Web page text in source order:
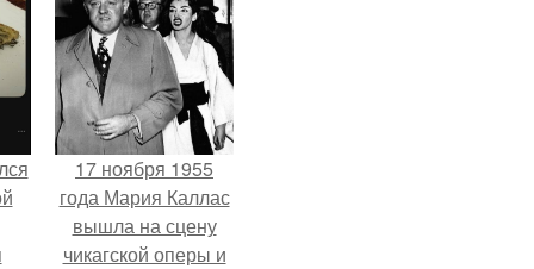
17 ноября 1955
года Мария Каллас
вышла на сцену
чикагской оперы и